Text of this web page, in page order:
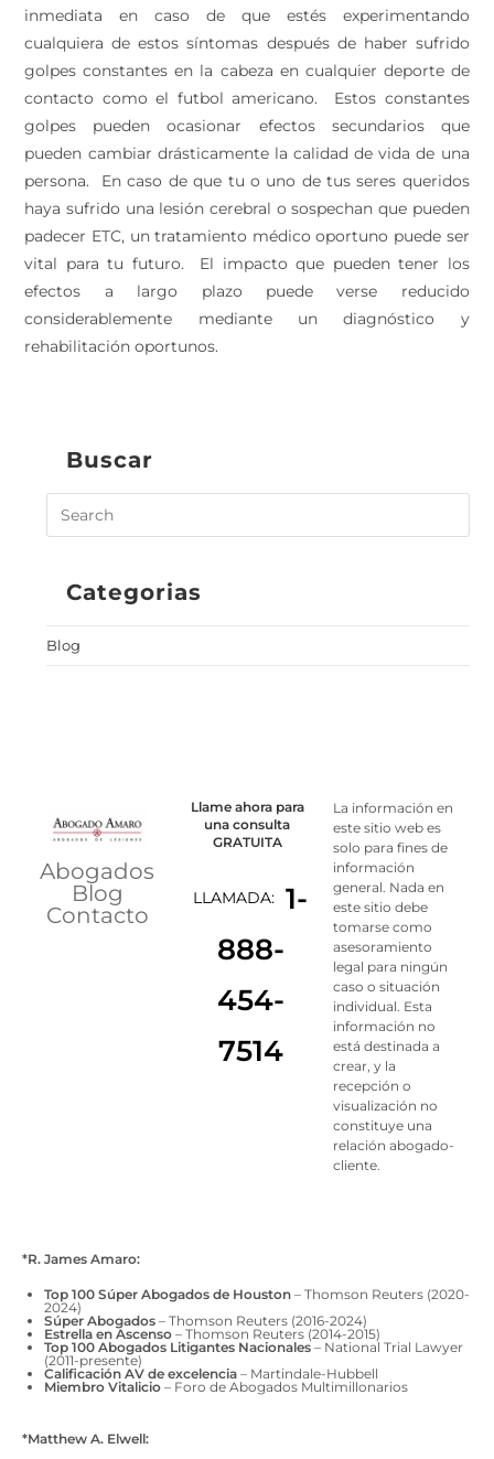
inmediata en caso de que estés experimentando
cualquiera de estos síntomas después de haber sufrido
golpes constantes en la cabeza en cualquier deporte de
contacto como el futbol americano. Estos constantes
golpes pueden ocasionar efectos secundarios que
pueden cambiar drásticamente la calidad de vida de una
persona. En caso de que tu o uno de tus seres queridos
haya sufrido una lesión cerebral o sospechan que pueden
padecer ETC, un tratamiento médico oportuno puede ser
vital para tu futuro. El impacto que pueden tener los
efectos a largo plazo puede verse reducido
considerablemente mediante un diagnóstico y
rehabilitación oportunos.
Buscar
Categorias
Blog
Abogados
Blog
Contacto
Llame ahora para
una consulta
GRATUITA
LLAMADA: 1-
888-
454-
7514
La información en
este sitio web es
solo para fines de
información
general. Nada en
este sitio debe
tomarse como
asesoramiento
legal para ningún
caso o situación
individual. Esta
información no
está destinada a
crear, y la
recepción o
visualización no
constituye una
relación abogado-
cliente.
*R. James Amaro:
Top 100 Súper Abogados de Houston – Thomson Reuters (2020-
2024)
Súper Abogados – Thomson Reuters (2016-2024)
Estrella en Ascenso – Thomson Reuters (2014-2015)
Top 100 Abogados Litigantes Nacionales – National Trial Lawyer
(2011-presente)
Calificación AV de excelencia – Martindale-Hubbell
Miembro Vitalicio – Foro de Abogados Multimillonarios
*Matthew A. Elwell: